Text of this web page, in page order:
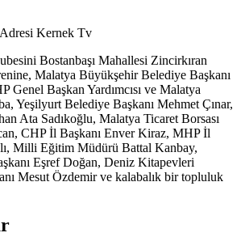
Kernek Tv
Bostanbaşı Mahallesi Zincirkıran
Malatya Büyükşehir Belediye Başkanı
Genel Başkan Yardımcısı ve Malatya
Yeşilyurt Belediye Başkanı Mehmet Çınar,
Ata Sadıkoğlu, Malatya Ticaret Borsası
CHP İl Başkanı Enver Kiraz, MHP İl
Milli Eğitim Müdürü Battal Kanbay,
Eşref Doğan, Deniz Kitapevleri
Mesut Özdemir ve kalabalık bir topluluk